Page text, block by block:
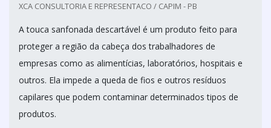
XCA CONSULTORIA E REPRESENTACO / CAPIM - PB
A touca sanfonada descartável é um produto feito para
proteger a região da cabeça dos trabalhadores de
empresas como as alimentícias, laboratórios, hospitais e
outros. Ela impede a queda de fios e outros resíduos
capilares que podem contaminar determinados tipos de
produtos.